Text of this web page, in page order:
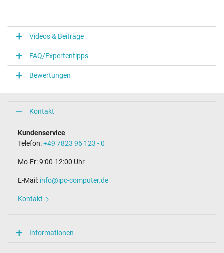
Videos & Beiträge
FAQ/Expertentipps
Bewertungen
Kontakt
Kundenservice
Telefon:+49 7823 96 123 - 0
Mo-Fr: 9:00-12:00 Uhr
E-Mail: info@ipc-computer.de
Kontakt
Informationen